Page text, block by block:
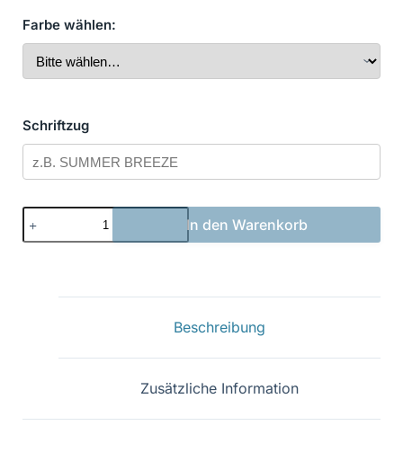
Farbe wählen:
Schriftzug
Bootsbeschriftung
Klassisch
In den Warenkorb
Beschreibung
Zusätzliche Information